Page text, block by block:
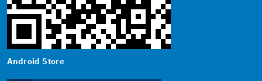
Android Store